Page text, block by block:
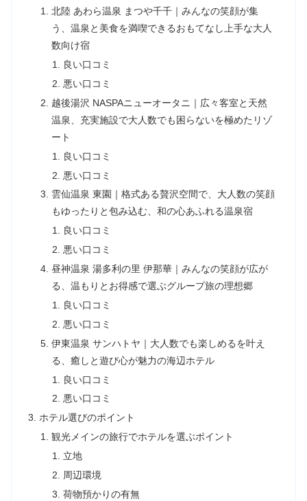
北陸 あわら温泉 まつや千千｜みんなの笑顔が集
う、温泉と美食を満喫できるおもてなし上手な大人
数向け宿
良い口コミ
悪い口コミ
越後湯沢 NASPAニューオータニ｜広々客室と天然
温泉、充実施設で大人数でも困らないを極めたリゾ
ート
良い口コミ
悪い口コミ
雲仙温泉 東園｜格式ある贅沢空間で、大人数の笑顔
もゆったりと包み込む、和の心あふれる温泉宿
良い口コミ
悪い口コミ
昼神温泉 湯多利の里 伊那華｜みんなの笑顔が広が
る、温もりとお得感で選ぶグループ旅の理想郷
良い口コミ
悪い口コミ
伊東温泉 サンハトヤ｜大人数でも楽しめるを叶え
る、癒しと遊び心が魅力の海辺ホテル
良い口コミ
悪い口コミ
ホテル選びのポイント
観光メインの旅行でホテルを選ぶポイント
立地
周辺環境
荷物預かりの有無